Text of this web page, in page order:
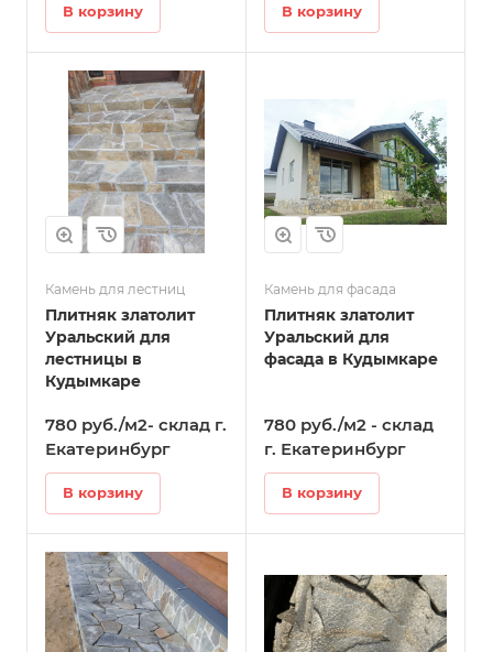
В корзину В корзину
Камень для лестниц
Плитняк златолит
Уральский для
лестницы в
Кудымкаре
780 руб./м2- склад г.
Екатеринбург
В корзину
Камень для фасада
Плитняк златолит
Уральский для
фасада в Кудымкаре
780 руб./м2 - склад
г. Екатеринбург
В корзину